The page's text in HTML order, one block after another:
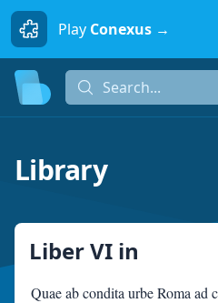
Play Conexus →
Search...
Library
Liber VI in
Quae ab condita urbe Roma ad